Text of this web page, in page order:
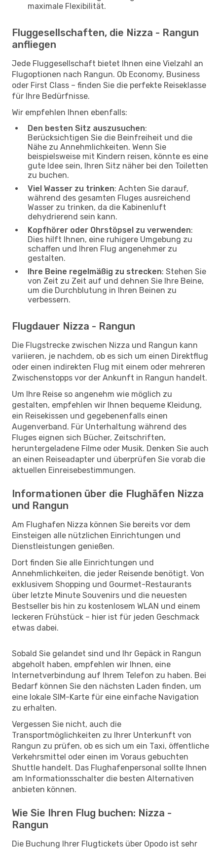
maximale Flexibilität.
Fluggesellschaften, die Nizza - Rangun
anfliegen
Jede Fluggesellschaft bietet Ihnen eine Vielzahl an
Flugoptionen nach Rangun. Ob Economy, Business
oder First Class – finden Sie die perfekte Reiseklasse
für Ihre Bedürfnisse.
Wir empfehlen Ihnen ebenfalls:
Den besten Sitz auszusuchen:
Berücksichtigen Sie die Beinfreiheit und die
Nähe zu Annehmlichkeiten. Wenn Sie
beispielsweise mit Kindern reisen, könnte es eine
gute Idee sein, Ihren Sitz näher bei den Toiletten
zu buchen.
Viel Wasser zu trinken: Achten Sie darauf,
während des gesamten Fluges ausreichend
Wasser zu trinken, da die Kabinenluft
dehydrierend sein kann.
Kopfhörer oder Ohrstöpsel zu verwenden:
Dies hilft Ihnen, eine ruhigere Umgebung zu
schaffen und Ihren Flug angenehmer zu
gestalten.
Ihre Beine regelmäßig zu strecken: Stehen Sie
von Zeit zu Zeit auf und dehnen Sie Ihre Beine,
um die Durchblutung in Ihren Beinen zu
verbessern.
Flugdauer Nizza - Rangun
Die Flugstrecke zwischen Nizza und Rangun kann
variieren, je nachdem, ob es sich um einen Direktflug
oder einen indirekten Flug mit einem oder mehreren
Zwischenstopps vor der Ankunft in Rangun handelt.
Um Ihre Reise so angenehm wie möglich zu
gestalten, empfehlen wir Ihnen bequeme Kleidung,
ein Reisekissen und gegebenenfalls einen
Augenverband. Für Unterhaltung während des
Fluges eignen sich Bücher, Zeitschriften,
heruntergeladene Filme oder Musik. Denken Sie auch
an einen Reiseadapter und überprüfen Sie vorab die
aktuellen Einreisebestimmungen.
Informationen über die Flughäfen Nizza
und Rangun
Am Flughafen Nizza können Sie bereits vor dem
Einsteigen alle nützlichen Einrichtungen und
Dienstleistungen genießen.
Dort finden Sie alle Einrichtungen und
Annehmlichkeiten, die jeder Reisende benötigt. Von
exklusivem Shopping und Gourmet-Restaurants
über letzte Minute Souvenirs und die neuesten
Bestseller bis hin zu kostenlosem WLAN und einem
leckeren Frühstück – hier ist für jeden Geschmack
etwas dabei.
Sobald Sie gelandet sind und Ihr Gepäck in Rangun
abgeholt haben, empfehlen wir Ihnen, eine
Internetverbindung auf Ihrem Telefon zu haben. Bei
Bedarf können Sie den nächsten Laden finden, um
eine lokale SIM-Karte für eine einfache Navigation
zu erhalten.
Vergessen Sie nicht, auch die
Transportmöglichkeiten zu Ihrer Unterkunft von
Rangun zu prüfen, ob es sich um ein Taxi, öffentliche
Verkehrsmittel oder einen im Voraus gebuchten
Shuttle handelt. Das Flughafenpersonal sollte Ihnen
am Informationsschalter die besten Alternativen
anbieten können.
Wie Sie Ihren Flug buchen: Nizza -
Rangun
Die Buchung Ihrer Flugtickets über Opodo ist sehr